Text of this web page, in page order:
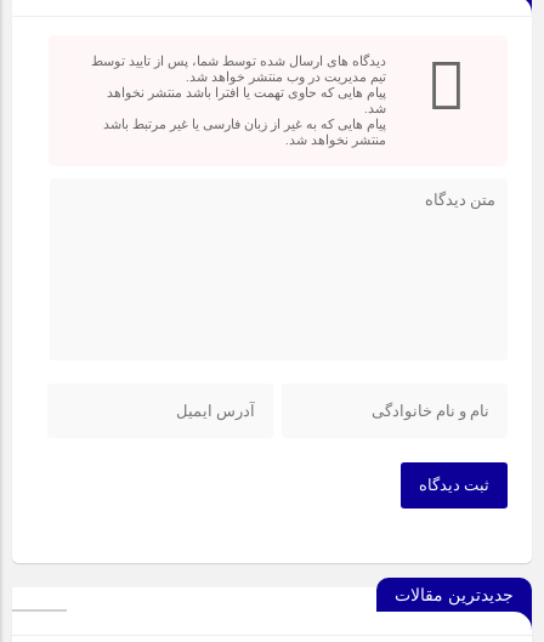
دیدگاه های ارسال شده توسط شما، پس از تایید توسط
تیم مدیریت در وب منتشر خواهد شد.
پیام هایی که حاوی تهمت یا افترا باشد منتشر نخواهد
شد.
پیام هایی که به غیر از زبان فارسی یا غیر مرتبط باشد
منتشر نخواهد شد.
ثبت دیدگاه
جدیدترین مقالات